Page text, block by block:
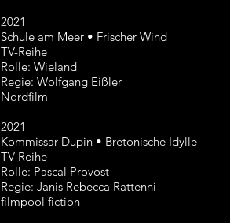
2021
Schule am Meer • Frischer Wind
TV-Reihe
Rolle: Wieland
Regie: Wolfgang Eißler
Nordfilm
2021
Kommissar Dupin • Bretonische Idylle
TV-Reihe
Rolle: Pascal Provost
Regie: Janis Rebecca Rattenni
filmpool fiction